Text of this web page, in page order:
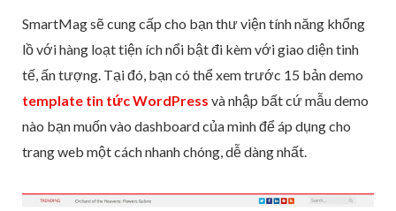
SmartMag sẽ cung cấp cho bạn thư viện tính năng khổng
lồ với hàng loạt tiện ích nổi bật đi kèm với giao diện tinh
tế, ấn tượng. Tại đó, bạn có thể xem trước 15 bản demo
template tin tức WordPress và nhập bất cứ mẫu demo
nào bạn muốn vào dashboard của mình để áp dụng cho
trang web một cách nhanh chóng, dễ dàng nhất.